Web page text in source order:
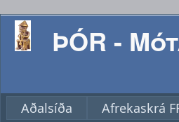
ÞÓR -
Aðalsíða Afrekaskrá